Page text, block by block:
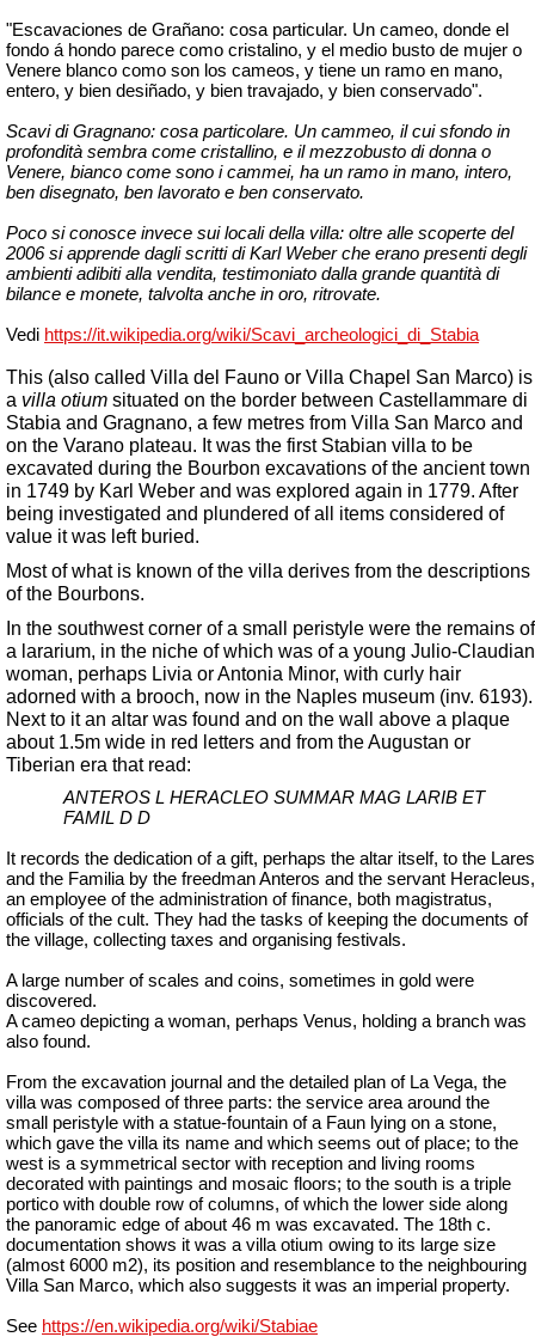
"Escavaciones de Grañano: cosa particular. Un cameo, donde el
fondo á hondo parece como cristalino, y el medio busto de mujer o
Venere blanco como son los cameos, y tiene un ramo en mano,
entero, y bien desiñado, y bien travajado, y bien conservado".
Scavi di Gragnano: cosa particolare. Un cammeo, il cui sfondo in
profondità sembra come cristallino, e il mezzobusto di donna o
Venere, bianco come sono i cammei, ha un ramo in mano, intero,
ben disegnato, ben lavorato e ben conservato.
Poco si conosce invece sui locali della villa: oltre alle scoperte del
2006 si apprende dagli scritti di Karl Weber che erano presenti degli
ambienti adibiti alla vendita, testimoniato dalla grande quantità di
bilance e monete, talvolta anche in oro, ritrovate.
Vedi https://it.wikipedia.org/wiki/Scavi_archeologici_di_Stabia
This (also called Villa del Fauno or Villa Chapel San Marco) is
a villa otium situated on the border between Castellammare di
Stabia and Gragnano, a few metres from Villa San Marco and
on the Varano plateau. It was the first Stabian villa to be
excavated during the Bourbon excavations of the ancient town
in 1749 by Karl Weber and was explored again in 1779. After
being investigated and plundered of all items considered of
value it was left buried.
Most of what is known of the villa derives from the descriptions
of the Bourbons.
In the southwest corner of a small peristyle were the remains of
a lararium, in the niche of which was of a young Julio-Claudian
woman, perhaps Livia or Antonia Minor, with curly hair
adorned with a brooch, now in the Naples museum (inv. 6193).
Next to it an altar was found and on the wall above a plaque
about 1.5m wide in red letters and from the Augustan or
Tiberian era that read:
ANTEROS L HERACLEO SUMMAR MAG LARIB ET
FAMIL D D
It records the dedication of a gift, perhaps the altar itself, to the Lares
and the Familia by the freedman Anteros and the servant Heracleus,
an employee of the administration of finance, both magistratus,
officials of the cult. They had the tasks of keeping the documents of
the village, collecting taxes and organising festivals.
A large number of scales and coins, sometimes in gold were
discovered.
A cameo depicting a woman, perhaps Venus, holding a branch was
also found.
From the excavation journal and the detailed plan of La Vega, the
villa was composed of three parts: the service area around the
small peristyle with a statue-fountain of a Faun lying on a stone,
which gave the villa its name and which seems out of place; to the
west is a symmetrical sector with reception and living rooms
decorated with paintings and mosaic floors; to the south is a triple
portico with double row of columns, of which the lower side along
the panoramic edge of about 46 m was excavated. The 18th c.
documentation shows it was a villa otium owing to its large size
(almost 6000 m2), its position and resemblance to the neighbouring
Villa San Marco, which also suggests it was an imperial property.
See https://en.wikipedia.org/wiki/Stabiae